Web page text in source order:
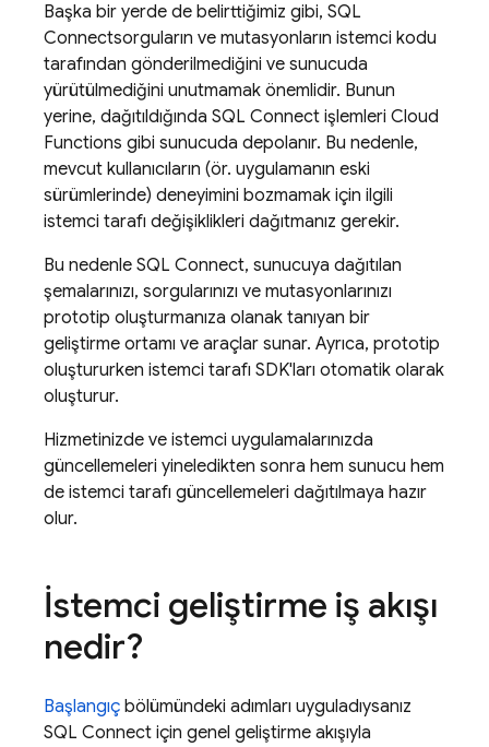
Başka bir yerde de belirttiğimiz gibi, SQL
Connectsorguların ve mutasyonların istemci kodu
tarafından gönderilmediğini ve sunucuda
yürütülmediğini unutmamak önemlidir. Bunun
yerine, dağıtıldığında SQL Connect işlemleri Cloud
Functions gibi sunucuda depolanır. Bu nedenle,
mevcut kullanıcıların (ör. uygulamanın eski
sürümlerinde) deneyimini bozmamak için ilgili
istemci tarafı değişiklikleri dağıtmanız gerekir.
Bu nedenle SQL Connect, sunucuya dağıtılan
şemalarınızı, sorgularınızı ve mutasyonlarınızı
prototip oluşturmanıza olanak tanıyan bir
geliştirme ortamı ve araçlar sunar. Ayrıca, prototip
oluştururken istemci tarafı SDK'ları otomatik olarak
oluşturur.
Hizmetinizde ve istemci uygulamalarınızda
güncellemeleri yineledikten sonra hem sunucu hem
de istemci tarafı güncellemeleri dağıtılmaya hazır
olur.
İstemci geliştirme iş akışı
nedir?
Başlangıç bölümündeki adımları uyguladıysanız
SQL Connect için genel geliştirme akışıyla